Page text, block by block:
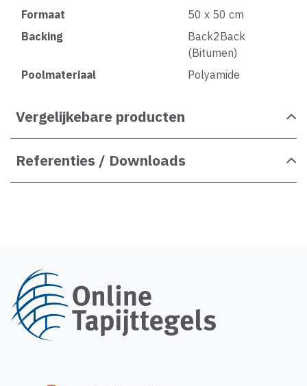
Formaat
50 x 50 cm
Backing
Back2Back
(Bitumen)
Poolmateriaal
Polyamide
Vergelijkebare producten
Referenties / Downloads